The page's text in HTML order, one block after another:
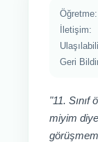
Öğretme:
İletişim:
Geri
"11.
miyim